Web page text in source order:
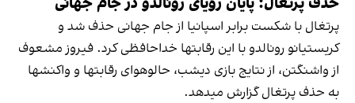
پرتغال با شکست برابر اسپانیا از جام جهانی حذف شد و
کریستیانو رونالدو با این رقابتها خداحافظی کرد. فیروز مشعوف
از واشنگتن، از نتایج بازی دیشب، حالوهوای رقابتها و واکنشها
به حذف پرتغال گزارش میدهد.